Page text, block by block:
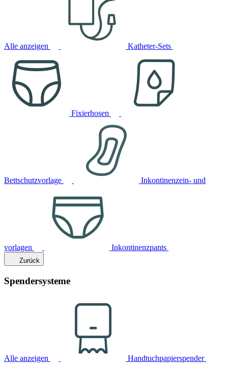
Alle anzeigen Katheter-Sets
Fixierhosen
Bettschutzvorlage Inkontinenzein- und
vorlagen Inkontinenzpants
Zurück
Spendersysteme
Alle anzeigen Handtuchpapierspender